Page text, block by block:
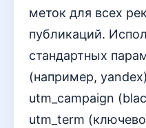
меток для всех
публикаций.
стандартных
(например,
utm_campaign
utm_term